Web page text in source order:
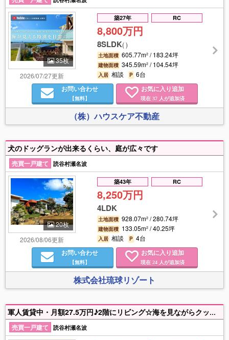
35枚
2026/07/27更新
築27年 RC
8,800万円
8SLDK()
土地面積 605.77m² / 183.24坪
建物面積 345.59m² / 104.54坪
入居 相談P 6台
お問い合わせ
【無料】
お気に入り追加
現在 37人が追加済
（株）ハウスケア不動産
犬のドッグランが出来るくらい、庭が広々です
売買一戸建て 読谷村瀬名波
20枚
2026/08/06更新
築43年 RC
8,250万円
4LDK
土地面積 928.07m² / 280.74坪
建物面積 133.05m² / 40.25坪
入居 相談P 4台
お問い合わせ
【無料】
お気に入り追加
現在 24人が追加済
株式会社琉球リゾート
軍人賃貸中・月額27.5万円♪2階にリビング☆海を見ながらクッキングできます！！エメラルドヒルズ残波内の売戸建!!!屋上から東シナ海が一望できます！オーシャンビュー♪広いベランダも魅力です！！マイホームとしても◎
売買一戸建て
読谷村瀬名波